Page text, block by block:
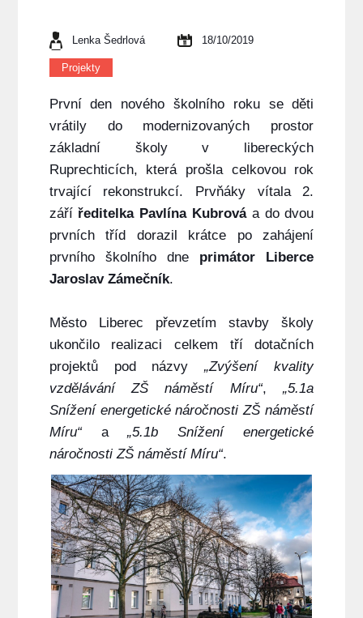
Lenka Šedrlová 18/10/2019
Projekty
První den nového školního roku se děti
vrátily do modernizovaných prostor
základní školy v libereckých
Ruprechticích, která prošla celkovou rok
trvající rekonstrukcí.
Prvňáky vítala 2.
září ředitelka Pavlína Kubrová a do dvou
prvních tříd dorazil krátce po zahájení
prvního školního dne primátor Liberce
Jaroslav Zámečník.
Město Liberec převzetím stavby školy
ukončilo realizaci celkem tří dotačních
projektů pod názvy„Zvýšení kvality
vzdělávání ZŠ náměstí Míru“,„5.1a
Snížení energetické náročnosti ZŠ náměstí
Míru“a„5.1b Snížení energetické
náročnosti ZŠ náměstí Míru“.